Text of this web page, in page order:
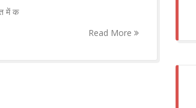
में क
Read More